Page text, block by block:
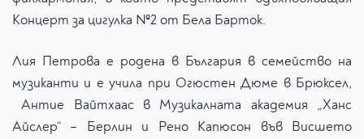
Концерт за цигулка №2 от Бела Барток.
Лия Петрова е родена в България в семейство на
музиканти и е учила при Огюстен Дюме в Брюксел,
Антие Вайтхаас в Музикалната академия „Ханс
Айслер“ – Берлин и Рено Капюсон във Висшето